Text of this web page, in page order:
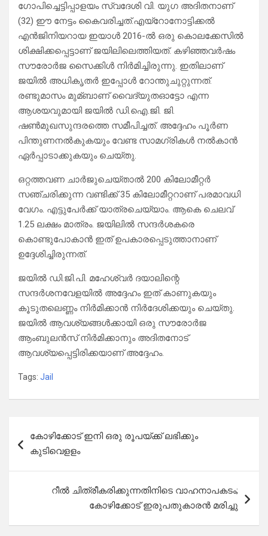
ഗോപിച്ചെട്ടിപ്പാളയം സ്വദേശി വി. യുഗ അദിതനാണ്
(32) ഈ നേട്ടം കൈവരിച്ചത്.എയ്റോനോട്ടിക്കല്‍
എൻജിനിയറായ ഇയാള്‍ 2016-ല്‍ ഒരു കൊലക്കേസില്‍
ശിക്ഷിക്കപ്പെട്ടാണ് ജയിലിലെത്തിയത്. കഴിഞ്ഞവർഷം
സൗരോർജ സൈക്കിള്‍ നിർമിച്ചിരുന്നു. ഇതിലാണ്
ജയില്‍ അധികൃതർ ഇപ്പോള്‍ റോന്തുചുറ്റുന്നത്.
രണ്ടുമാസം മുമ്ബാണ് വൈദ്യുതഓട്ടോ എന്ന
ആശയവുമായി ജയില്‍ ഡി.ഐ.ജി. ജി.
ഷണ്‍മുഖസുന്ദരത്തെ സമീപിച്ചത്. അദ്ദേഹം പൂർണ
പിന്തുണനല്‍കുകയും വേണ്ട സാമഗ്രികള്‍ നല്‍കാൻ
ഏർപ്പാടാക്കുകയും ചെയ്തു.
ഒറ്റത്തവണ ചാർജുചെയ്താല്‍ 200 കിലോമീറ്റർ
സഞ്ചരിക്കുന്ന വണ്ടിക്ക് 35 കിലോമീറ്ററാണ് പരമാവധി
വേഗം. എട്ടുപേർക്ക് യാത്രചെയ്യാം. ആകെ ചെലവ്
1.25 ലക്ഷം മാത്രം. ജയിലില്‍ സന്ദർശകരെ
കൊണ്ടുപോകാൻ ഇത് ഉപകാരപ്പെടുത്താനാണ്
ഉദ്ദേശിച്ചിരുന്നത്.
ജയില്‍ ഡി.ജി.പി. മഹേശ്വർ ദയാലിന്റെ
സന്ദർശനവേളയില്‍ അദ്ദേഹം ഇത് കാണുകയും
കൂടുതലെണ്ണം നിർമിക്കാൻ നിർദേശിക്കയും ചെയ്തു.
ജയില്‍ ആവശ്യങ്ങള്‍ക്കായി ഒരു സൗരോർജ
ആംബുലൻസ് നിർമിക്കാനും അദിതനോട്
ആവശ്യപ്പെട്ടിരിക്കയാണ് അദ്ദേഹം.
Tags: Jail
navigation
കോഴിക്കോട് ഇനി ഒരു രൂപയ്ക്ക് ലഭിക്കും
കുടിവെളളം
റീല്‍ ചിത്രീകരിക്കുന്നതിനിടെ വാഹനാപകടം;
കോഴിക്കോട് ഇരുപതുകാരന്‍ മരിച്ചു